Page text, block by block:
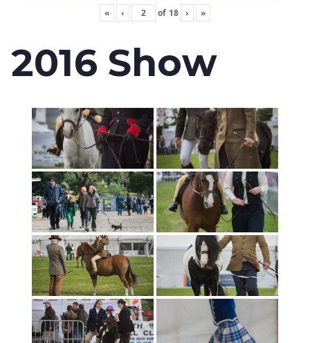
« ‹ of 18 › »
2016 Show